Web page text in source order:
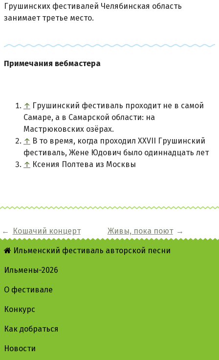
Грушинских фестивалей Челябинская область
занимает третье место.
Примечания вебмастера
↑ Грушинский фестиваль проходит не в самой
Самаре, а в Самарской области: на
Мастрюковских озёрах.
↑ В то время, когда проходил XXVII Грушинский
фестиваль, Жене Юдович было одиннадцать лет
↑ Ксения Полтева из Москвы
← Кошачий концерт Живы, пока поют →
Ильменский фестиваль авторской песни
Ильмены-2026
О фестивале
Конкурс
Как добраться
Новости